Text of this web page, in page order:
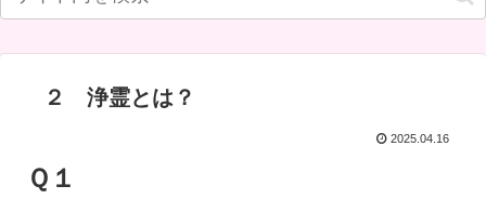
２ 浄霊とは？
2025.04.16
Ｑ１